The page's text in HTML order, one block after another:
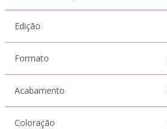
Edição
Formato
Acabamento
Coloração